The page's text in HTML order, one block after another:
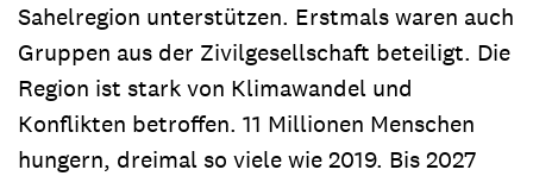
Sahelregion unterstützen. Erstmals waren auch
Gruppen aus der Zivilgesellschaft beteiligt. Die
Region ist stark von Klimawandel und
Konflikten betroffen. 11 Millionen Menschen
hungern, dreimal so viele wie 2019. Bis 2027